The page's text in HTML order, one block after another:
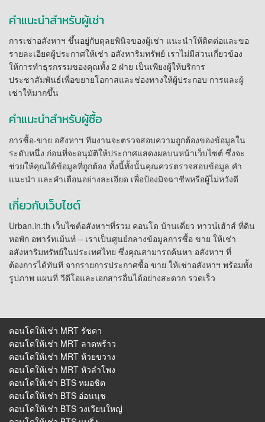
คำแนะนำสำหรับผู้เช่า
การเช่าอสังหาฯ ขึ้นอยู่กับดุลยพินิจของผู้เช่า แนะนำให้ติดต่อและขอ
รายละเอียดผู้ประกาศให้เช่า อสังหาริมทรัพย์ เราไม่มีส่วนเกี่ยวข้อง
ให้การทำธุรกรรมของคุณทั้ง 2 ฝ่าย เป็นเพียงผู้ให้บริการ
ประชาสัมพันธ์เพื่อขยายโอกาสและช่องทางให้ผู้ประกอบ การและผู้
เช่าให้มากขึ้น
คำแนะนำสำหรับผู้ซื้อ
การซื้อ-ขาย อสังหาฯ ทีมงานจะตรวจสอบความถูกต้องของข้อมูลใน
ระดับหนึ่ง ก่อนที่จะอนุมัติให้ประกาศแสดงผลบนหน้าเว็บไซต์ ซึ่งจะ
ช่วยให้คุณได้ข้อมูลที่ถูกต้อง ทั้งนี้ทั้งนั้นคุณควรตรวจสอบข้อมูล คำ
แนะนำ และคำเตือนอย่างละเอียด เพื่อป้องมิจฉาชีพหรือผู้ไม่หวังดี
เกี่ยวกับเว็บไซต์
Urban.in.th เว็บไซต์อสังหาฯที่รวม คอนโด บ้านเดี่ยว ทาวน์เฮ้าส์ ที่ดิน
หอพัก อพาร์ทเม้นท์ – เราเป็นศูนย์กลางข้อมูลการซื้อ ขาย ให้เช่า
อสังหาริมทรัพย์ในประเทศไทย ซึ่งคุณสามารถค้นหา อสังหาฯ ที่
ต้องการได้ทันที จากรายการประกาศซื้อ ขาย ให้เช่าอสังหาฯ พร้อมทั้ง
รูปภาพ แผนที่ วีดีโอและเอกสารอื่นได้อย่างสะดวก รวดเร็ว
คอนโดให้เช่า MRT รัชดา
คอนโดให้เช่า MRT ลาดพร้าว
คอนโดให้เช่า MRT ห้วยขวาง
คอนโดให้เช่า MRT หัวลําโพง
คอนโดให้เช่า BTS หมอชิต
คอนโดให้เช่า BTS อ่อนนุช
คอนโดให้เช่า BTS วงเวียนใหญ่